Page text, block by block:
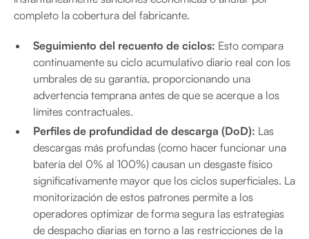
completo la cobertura del fabricante.
Seguimiento del recuento de ciclos: Esto compara
continuamente su ciclo acumulativo diario real con los
umbrales de su garantía, proporcionando una
advertencia temprana antes de que se acerque a los
límites contractuales.
Perfiles de profundidad de descarga (DoD): Las
descargas más profundas (como hacer funcionar una
batería del 0% al 100%) causan un desgaste físico
significativamente mayor que los ciclos superficiales. La
monitorización de estos patrones permite a los
operadores optimizar de forma segura las estrategias
de despacho diarias en torno a las restricciones de la